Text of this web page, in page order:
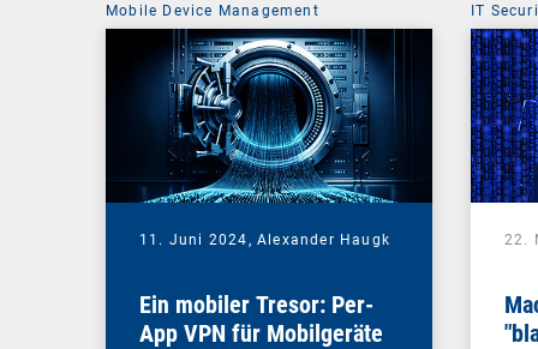
Mobile Device Management
11. Juni 2024, Alexander Haugk
Ein mobiler Tresor: Per-
App VPN für Mobilgeräte
IT
22.